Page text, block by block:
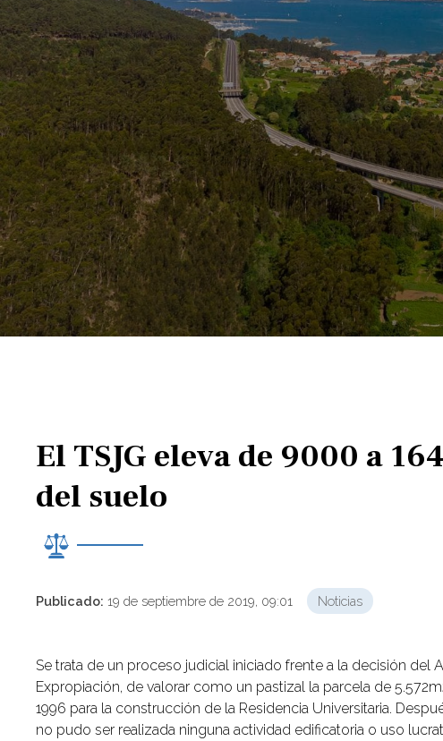
El TSJG eleva de 9000 a
del suelo
Publicado: 19 de septiembre de 2019, 09:01 Noticias
Se trata de un proceso judicial iniciado frente a la decisión
Expropiación, de valorar como un pastizal la parcela de
1996 para la construcción de la Residencia Universitaria.
no pudo ser realizada ninguna actividad edificatoria o uso